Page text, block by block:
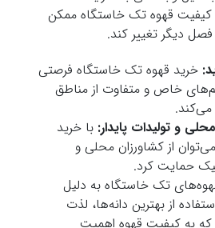
می‌تواند یک تجربه لذت‌بخش و منحصر
چالش‌هایی نیز به همراه دارد.
باید با توجه به نیازها، ترجیحات شخصی
و محبوب‌ترین انواع قهوه در دنیای
از یک منطقه خاص به‌دست می‌آیند و طعمی
ویژگی‌های جغرافیایی، اقلیمی و فرآوری قرار
مختلف قهوه تک خاستگاه و ویژگی‌های
خاستگاه و تفاوت های آن‌ها